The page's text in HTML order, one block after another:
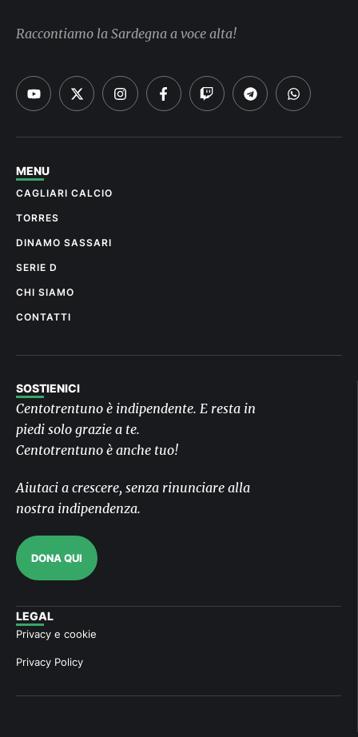
Raccontiamo la Sardegna a voce alta!
MENU
CAGLIARI CALCIO
TORRES
DINAMO SASSARI
SERIE D
CHI SIAMO
CONTATTI
SOSTIENICI
Centotrentuno è indipendente. E resta in
piedi solo grazie a te.
Centotrentuno è anche tuo!
Aiutaci a crescere, senza rinunciare alla
nostra indipendenza.
DONA QUI
LEGAL
Privacy e cookie
Privacy Policy